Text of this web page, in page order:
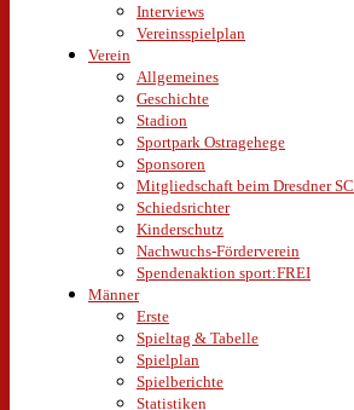
Interviews
Vereinsspielplan
Verein
Allgemeines
Geschichte
Stadion
Sportpark Ostragehege
Sponsoren
Mitgliedschaft beim Dresdner SC
Schiedsrichter
Kinderschutz
Nachwuchs-Förderverein
Spendenaktion sport:FREI
Männer
Erste
Spieltag & Tabelle
Spielplan
Spielberichte
Statistiken